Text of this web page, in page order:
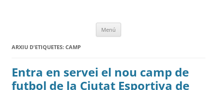
Menú
ARXIU D'ETIQUETES: CAMP
Entra en servei el nou camp de
futbol de la Ciutat Esportiva de